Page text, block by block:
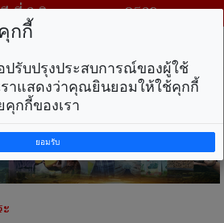
6 สิงหาคม พ.ศ. 2569
กกี้
ปรับปรุงประสบการณ์ของผู้ใช้
ราแสดงว่าคุณยินยอมให้ใช้คุกกี้
กกี้ของเรา
ยอมรับ